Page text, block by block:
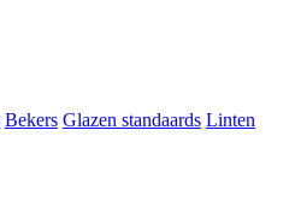
Bekers Glazen standaards Linten